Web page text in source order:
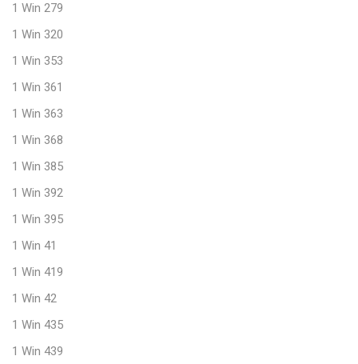
1 Win 279
1 Win 320
1 Win 353
1 Win 361
1 Win 363
1 Win 368
1 Win 385
1 Win 392
1 Win 395
1 Win 41
1 Win 419
1 Win 42
1 Win 435
1 Win 439